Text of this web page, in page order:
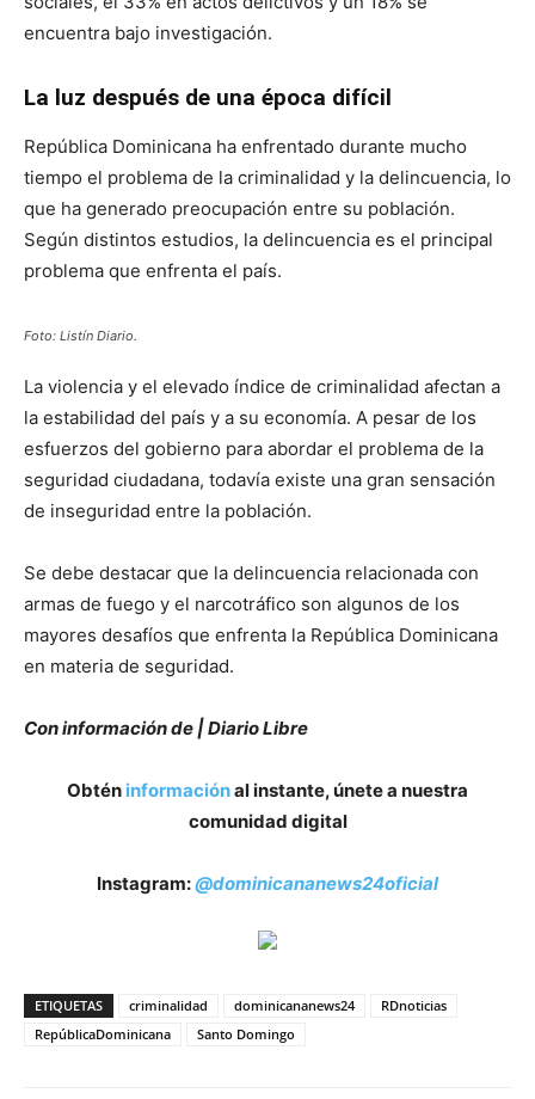
La violencia y el elevado índice de criminalidad afectan a
esfuerzos del gobierno para abordar el problema de la
de inseguridad entre la población.
Se debe destacar que la delincuencia relacionada con
armas de fuego y el narcotráfico son algunos de los
mayores desafíos que enfrenta la República Dominicana
Obténinformaciónal instante, únete a nuestra
comunidad digital
Instagram:@dominicananews24oficial
ETIQUETAS criminalidad dominicananews24
RDnoticias
RepúblicaDominicana
Santo Domingo
Artículo anterior Artículo siguiente